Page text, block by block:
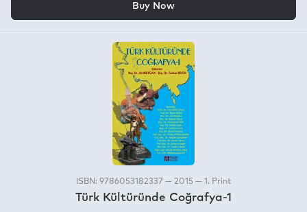
Buy Now
ISBN: 9786053182337 — 2015 — 1. Print
Türk Kültüründe Coğrafya-1